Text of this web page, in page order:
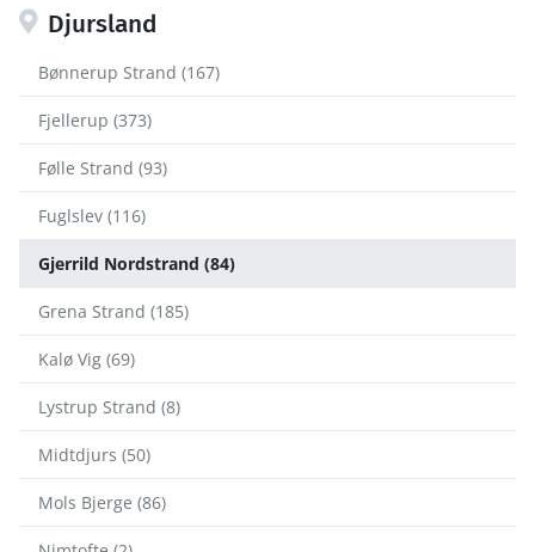
Djursland
Bønnerup Strand (167)
Fjellerup (373)
Følle Strand (93)
Fuglslev (116)
Gjerrild Nordstrand (84)
Grena Strand (185)
Kalø Vig (69)
Lystrup Strand (8)
Midtdjurs (50)
Mols Bjerge (86)